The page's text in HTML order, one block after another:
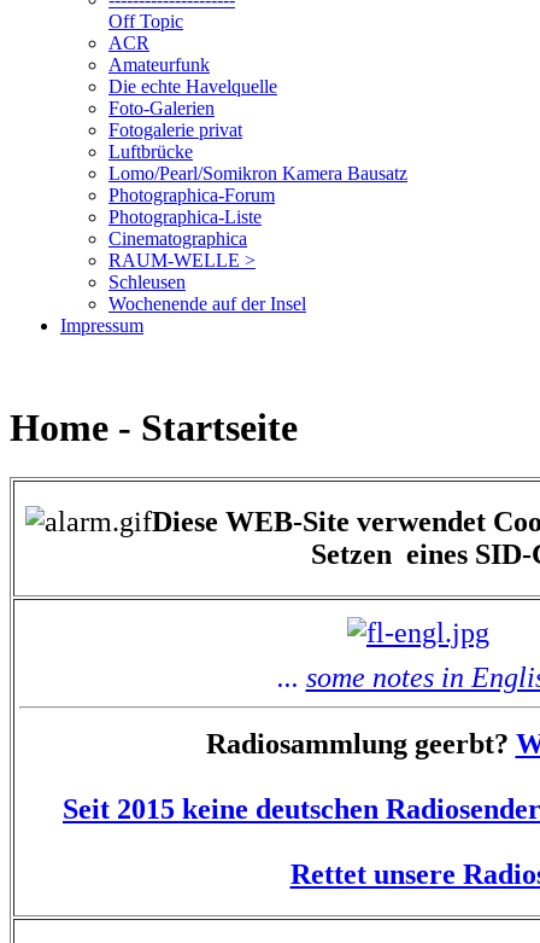
Off Topic
ACR
Amateurfunk
Die echte Havelquelle
Foto-Galerien
Fotogalerie privat
Luftbrücke
Lomo/Pearl/Somikron Kamera Bausatz
Photographica-Forum
Photographica-Liste
Cinematographica
RAUM-WELLE >
Schleusen
Wochenende auf der Insel
Impressum
Home - Startseite
Diese WEB-Site verwendet
Setzen eines
... some notes in
Radiosammlung geerbt?
Seit 2015 keine deutschen
Rettet unsere